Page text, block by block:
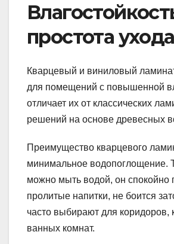
простота ухода
Кварцевый и виниловый
для помещений с повышенной
отличает их от классических
решений на основе древесных
Преимущество кварцевого
минимальное водопоглощение.
можно мыть водой, он спокойно
пролитые напитки, не боится
часто выбирают для коридоров,
ванных комнат.